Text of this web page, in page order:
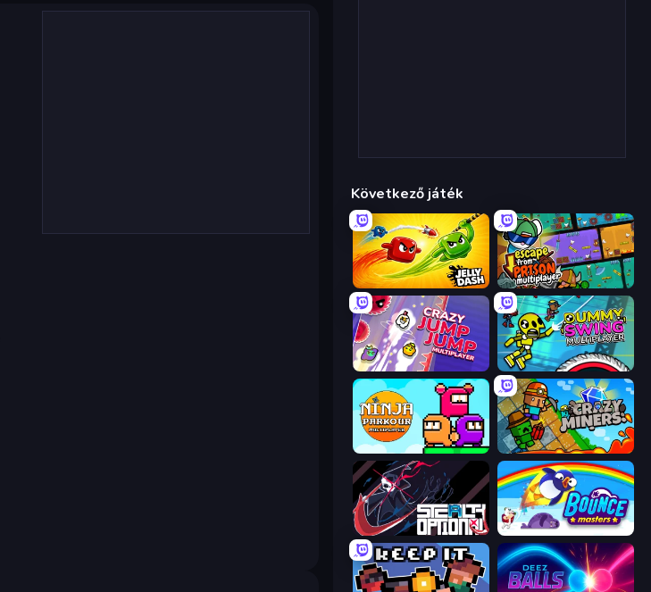
Következő játék
Jelly Dash Escape From Prison Multiplayer
Crazy Jump Jump Multiplayer Crazy Dummy Swing Multiplayer
Ninja Parkour Multiplayer Crazy Miners
Stealth Optional Bouncemasters